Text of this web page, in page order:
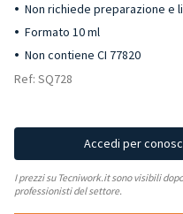
Non richiede preparazione e
Formato 10 ml
Non contiene CI 77820
Ref: SQ728
Accedi per
I prezzi su Tecniwork.it sono visibili
professionisti del settore.